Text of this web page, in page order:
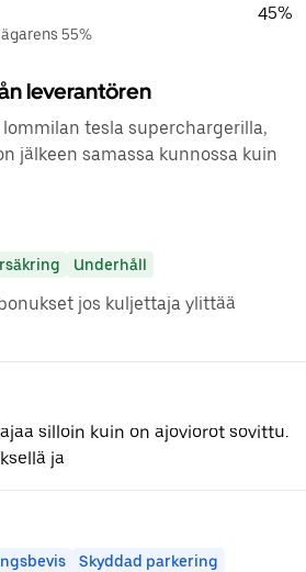
55%
45%
leverantören
tesla superchargerilla,
jälkeen samassa kunnossa kuin
Underhåll
jos kuljettaja ylittää
silloin kuin on ajoviorot sovittu.
ja
Skyddad parkering